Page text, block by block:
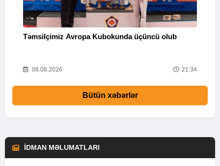
Təmsilçimiz Avropa Kubokunda üçüncü olub
08.08.2026 21:34
Bütün xəbərlər
İDMAN MƏLUMATLARI